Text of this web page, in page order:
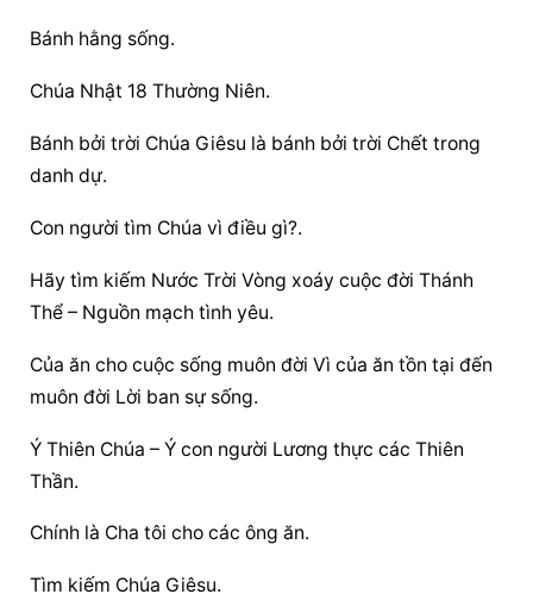
Bánh hằng sống.
Chúa Nhật 18 Thường Niên.
Bánh bởi trời Chúa Giêsu là bánh bởi trời Chết trong
danh dự.
Con người tìm Chúa vì điều gì?.
Hãy tìm kiếm Nước Trời Vòng xoáy cuộc đời Thánh
Thể – Nguồn mạch tình yêu.
Của ăn cho cuộc sống muôn đời Vì của ăn tồn tại đến
muôn đời Lời ban sự sống.
Ý Thiên Chúa – Ý con người Lương thực các Thiên
Thần.
Chính là Cha tôi cho các ông ăn.
Tìm kiếm Chúa Giêsu.